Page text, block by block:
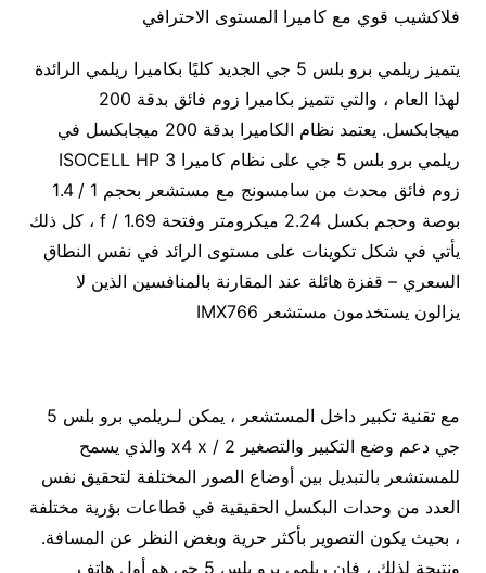
فلاكشيب قوي مع كاميرا المستوى الاحترافي
يتميز ريلمي برو بلس 5 جي الجديد كليًا بكاميرا ريلمي الرائدة
لهذا العام ، والتي تتميز بكاميرا زوم فائق بدقة 200
ميجابكسل. يعتمد نظام الكاميرا بدقة 200 ميجابكسل في
ريلمي برو بلس 5 جي على نظام كاميرا 3 ISOCELL HP
زوم فائق محدث من سامسونج مع مستشعر بحجم 1 / 1.4
بوصة وحجم بكسل 2.24 ميكرومتر وفتحة f / 1.69 ، كل ذلك
يأتي في شكل تكوينات على مستوى الرائد في نفس النطاق
السعري – قفزة هائلة عند المقارنة بالمنافسين الذين لا
يزالون يستخدمون مستشعر IMX766
مع تقنية تكبير داخل المستشعر ، يمكن لـريلمي برو بلس 5
جي دعم وضع التكبير والتصغير 2 / x4 x والذي يسمح
للمستشعر بالتبديل بين أوضاع الصور المختلفة لتحقيق نفس
العدد من وحدات البكسل الحقيقية في قطاعات بؤرية مختلفة
، بحيث يكون التصوير بأكثر حرية وبغض النظر عن المسافة.
ونتيجة لذلك ، فإن ريلمي برو بلس 5 جي هو أول هاتف